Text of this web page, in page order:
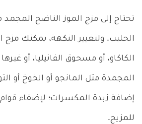
تحتاج إلى مزج الموز الناضج
الحليب. ولتغيير النكهة، يمكنك
الكاكاو، أو مسحوق الفانيليا، أو
المجمدة مثل المانجو أو الخوخ أو
إضافة زبدة المكسرات؛ لإضفاء
للمزيج.